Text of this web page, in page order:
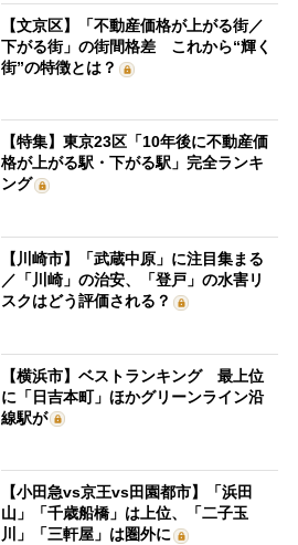
【文京区】「不動産価格が上がる街／
下がる街」の街間格差 これから“輝く
街”の特徴とは？
【特集】東京23区「10年後に不動産価
格が上がる駅・下がる駅」完全ランキ
ング
【川崎市】「武蔵中原」に注目集まる
／「川崎」の治安、「登戸」の水害リ
スクはどう評価される？
【横浜市】ベストランキング 最上位
に「日吉本町」ほかグリーンライン沿
線駅が
【小田急vs京王vs田園都市】「浜田
山」「千歳船橋」は上位、「二子玉
川」「三軒屋」は圏外に